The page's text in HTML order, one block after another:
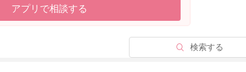
けたり、母乳外来を受診したりして、授乳の工夫が行えるとよ
科の受診もご検討いただければと思います。
アプリで相談する
検索する